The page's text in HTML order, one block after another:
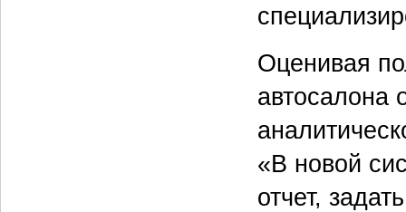
Оценивая
автосалона
«В новой
отчет,